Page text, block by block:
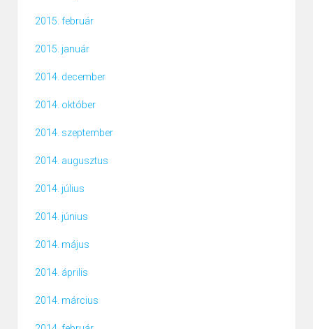
2015. február
2015. január
2014. december
2014. október
2014. szeptember
2014. augusztus
2014. július
2014. június
2014. május
2014. április
2014. március